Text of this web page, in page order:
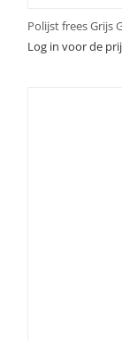
Polijst frees Grijs
Log in voor de